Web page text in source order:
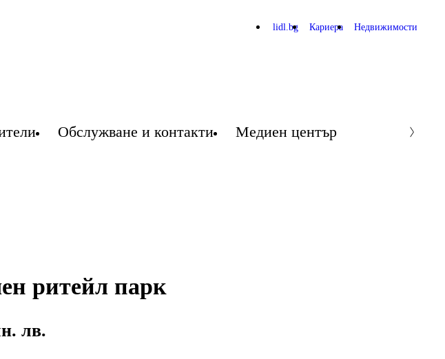
lidl.bg Кариера Недвижимости
Обслужване и контакти Медиен център
ритейл парк
лв.